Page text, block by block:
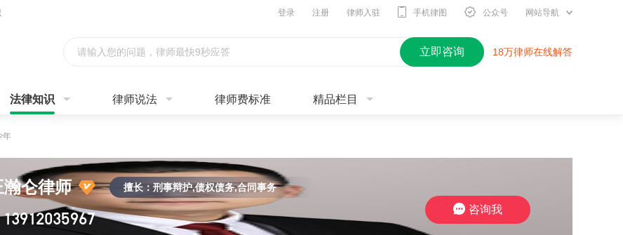
登录 注册 律师入驻 手机律图 公众号 网站导航
请输入您的问题，律师最快9秒应答 立即咨询 18万律师在线解答
法律知识 律师说法 律师费标准 精品栏目
年
瀚仑律师 擅长：刑事辩护,债权债务,合同事务
13912035967 咨询我